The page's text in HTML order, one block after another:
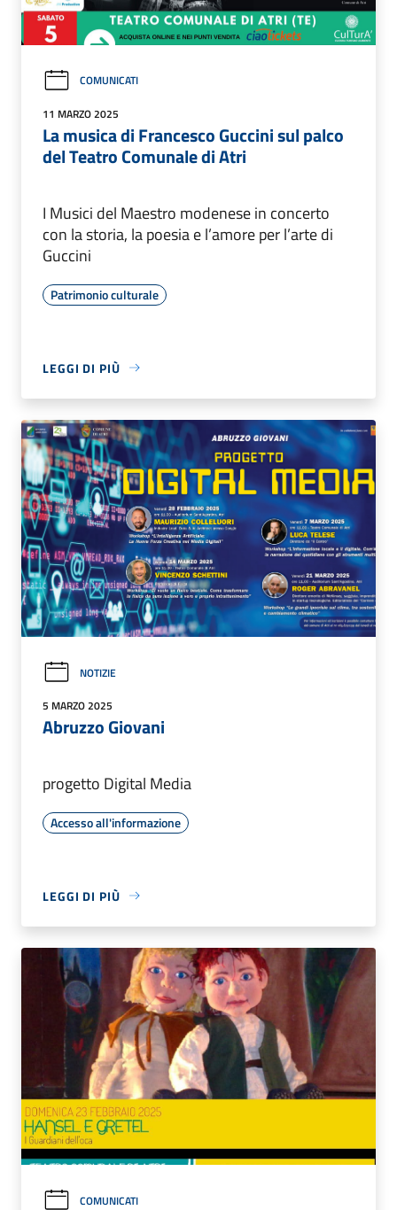
COMUNICATI
11 MARZO 2025
La musica di Francesco Guccini sul palco
del Teatro Comunale di Atri
I Musici del Maestro modenese in concerto
con la storia, la poesia e l’amore per l’arte di
Guccini
Patrimonio culturale
LEGGI DI PIÙ
NOTIZIE
5 MARZO 2025
Abruzzo Giovani
progetto Digital Media
Accesso all'informazione
LEGGI DI PIÙ
COMUNICATI